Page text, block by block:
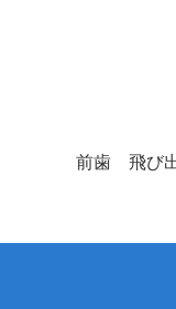
前歯 飛び